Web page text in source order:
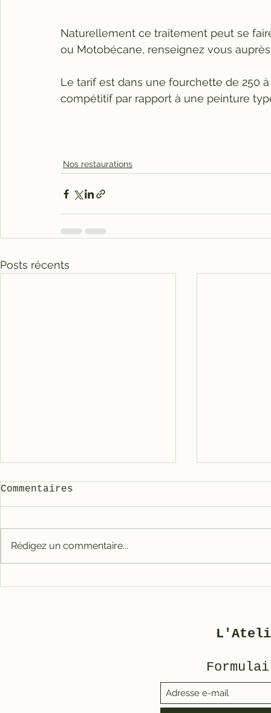
Naturellement ce traitement peut se
ou Motobécane, renseignez vous auprès
Le tarif est dans une fourchette de 250
compétitif par rapport à une peinture
Nos restaurations
Posts récents
3800 bleu
Commentaires
Rédigez un commentaire...